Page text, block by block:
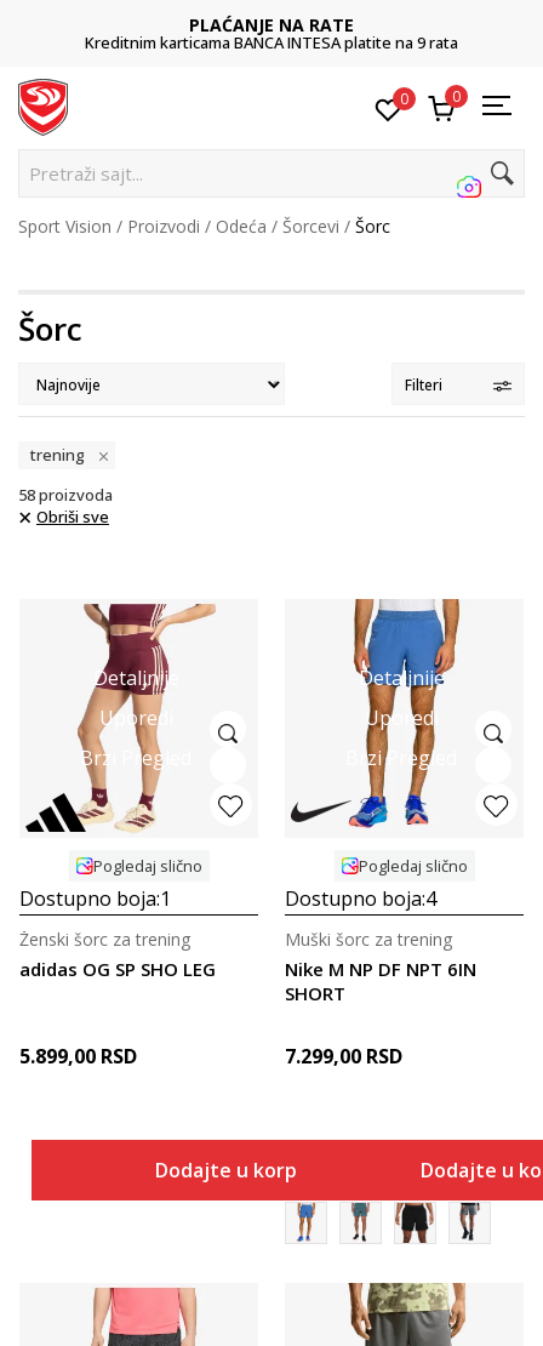
POZOVITE NAS
011 422 1422
0 0
Pretraž
Sport Vision Proizvodi Odeća Šorcevi Šorc
Šorc
Filteri
trening
58proizvoda
Obriši sve
Detaljnije
Uporedi
Brzi Pregled
Pogledaj slično
Dostupno boja:1
adidas OG SP SHO LEG
Ženski šorc za trening
5.899,00 RSD
Dodajte u korpu
Detaljnije
Uporedi
Brzi Pregled
Pogledaj slično
Dostupno boja:4
Nike M NP DF NPT 6IN
SHORT
Muški šorc za trening
7.299,00 RSD
Dodajte u